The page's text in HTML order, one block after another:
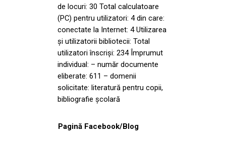
de locuri: 30 Total calculatoare
(PC) pentru utilizatori: 4 din care:
conectate la Internet: 4 Utilizarea
și utilizatorii bibliotecii: Total
utilizatori înscriși: 234 Împrumut
individual: – număr documente
eliberate: 611 – domenii
solicitate: literatură pentru copii,
bibliografie școlară
Pagină Facebook/Blog